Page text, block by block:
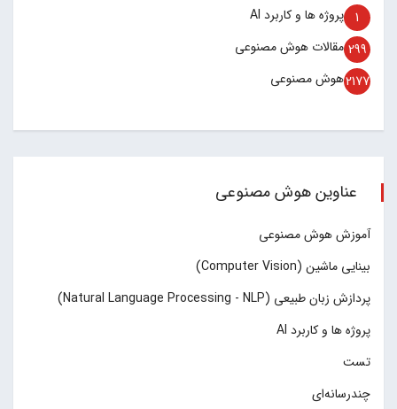
پروژه ها و کاربرد AI 1
مقالات هوش مصنوعی 299
هوش مصنوعی2177
عناوین هوش مصنوعی
آموزش هوش مصنوعی
بینایی ماشین (Computer Vision)
پردازش زبان طبیعی (Natural Language Processing - NLP)
پروژه ها و کاربرد AI
تست
چند‌‌رسانه‌ای